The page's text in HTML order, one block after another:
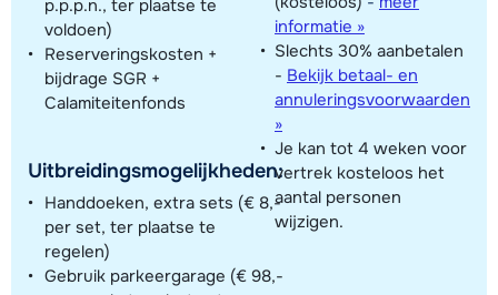
p.p.p.n., ter plaatse te
voldoen)
Reserveringskosten +
bijdrage SGR +
Calamiteitenfonds
Uitbreidingsmogelijkheden:
Handdoeken, extra sets (€ 8,-
per set, ter plaatse te
regelen)
Gebruik parkeergarage (€ 98,-
informatie »
Slechts 30% aanbetalen
- Bekijk betaal- en
annuleringsvoorwaarden
»
Je kan tot 4 weken voor
vertrek kosteloos het
aantal personen
wijzigen.